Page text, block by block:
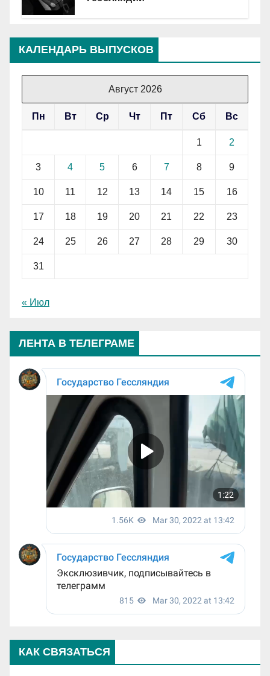
КАЛЕНДАРЬ ВЫПУСКОВ
Август 2026
Пн Вт Ср Чт Пт Сб Вс
1 2
3 4 5 6 7 8 9
10 11 12 13 14 15 16
17 18 19 20 21 22 23
24 25 26 27 28 29 30
31
« Июл
ЛЕНТА В ТЕЛЕГРАМЕ
КАК СВЯЗАТЬСЯ